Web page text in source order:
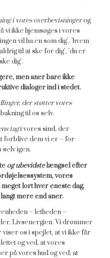
i vores overbevisningerog
ikke hjemsøges i vores
vil ha en som dig’, ’hvem
til at ske for dig’, ’du er
dig’.
men aner bare ikke
dialoger ind i stedet.
der støtter vores
til os selv.
tagi vores sind, der
forblive dem vi er – for
selv igen.
og ubevidstelængsel efter
vores
lort hver eneste dag,
mere end aner.
– letheden –
Livsenergien. Vi drømmer
os i spejlet, at vi ikke får
og ved, at vores
på vores hud og ved, at